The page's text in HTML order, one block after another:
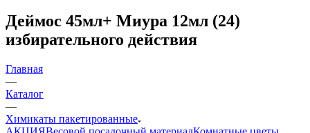
Деймос 45мл+ Миура 12мл (24)
избирательного действия
Главная
—
Каталог
—
Химикаты пакетированные